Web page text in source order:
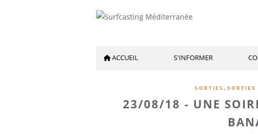
ACCUEIL S'INFORMER
SORTIES , SORTIES
23/08/18 - UNE